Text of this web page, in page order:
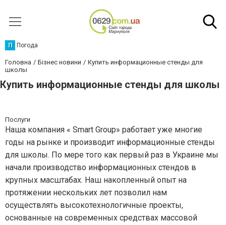
П Погода
Головна Бізнес новини
Купить информационные стенды для
школы
Купить информационные стенды для школы
Послуги
Наша компания « Smart Group» работает уже многие
годы на рынке и производит информационные стенды
для школы. По мере того как первый раз в Украине мы
начали производство информационных стендов в
крупных масштабах. Наш накопленный опыт на
протяжении нескольких лет позволил нам
осуществлять высокотехнологичные проекты,
основанные на современных средствах массовой